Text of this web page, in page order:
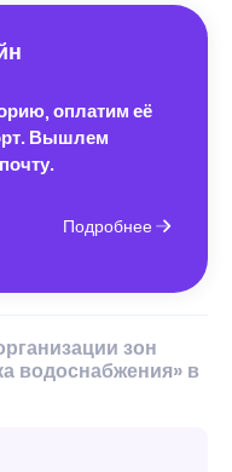
оплатим её
Вышлем
Подробнее
зон
водоснабжения» в